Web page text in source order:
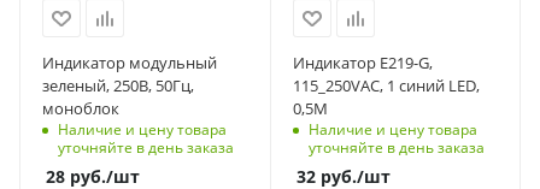
заказ
Цвет
зеленый
Количество в упаковке
12
Индикатор модульный
зеленый, 250В, 50Гц,
моноблок
Наличие и цену товара
уточняйте в день заказа
28 руб./шт
заказ
Индикация
светодиодная
Цвет
синий
Индикатор E219-G,
115_250VAC, 1 синий LED,
0,5M
Наличие и цену товара
уточняйте в день заказа
32руб./шт